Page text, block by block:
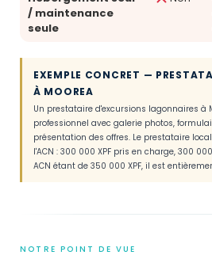
/ maintenance
seule
EXEMPLE CONCRET —
À MOOREA
Un prestataire d'excursions lagonnaires à
professionnel avec galerie photos,
présentation des offres. Le prestataire
l'ACN : 300 000 XPF pris en charge, 300
ACN étant de 350 000 XPF, il est
NOTRE POINT DE VUE